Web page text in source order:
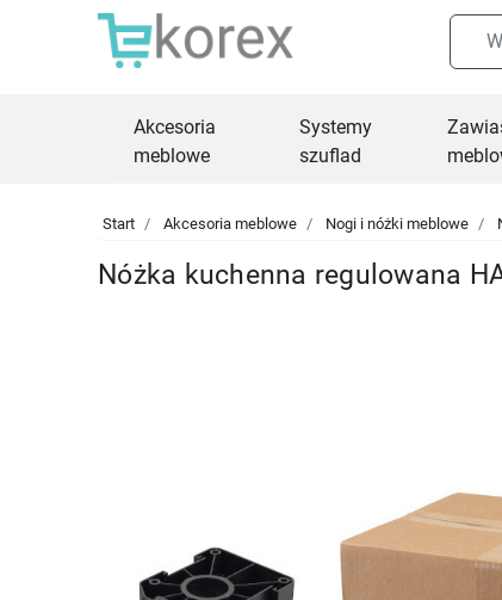
Akcesoria
meblowe
Systemy
szuflad
Start Akcesoria meblowe Nogi i nóżki meblowe
Nóżka kuchenna regulowana